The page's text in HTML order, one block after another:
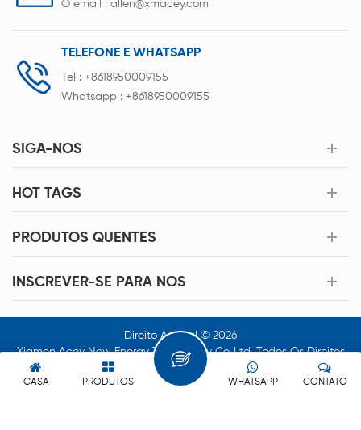
O email : allen@xmacey.com
TELEFONE E WHATSAPP
Tel : +8618950009155
Whatsapp : +8618950009155
SIGA-NOS
HOT TAGS
PRODUTOS QUENTES
INSCREVER-SE PARA NOS
Direito Autoral © 2026
Xiamen Acey New Energy Technology Co.,Ltd. Todos Os Direitos
Reservados.
CASA PRODUTOS CONTATO
WHATSAPP